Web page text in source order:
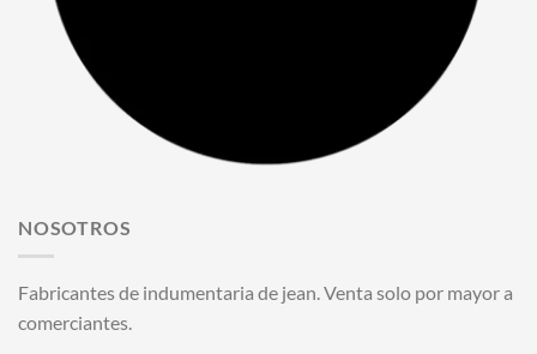
NOSOTROS
Fabricantes de indumentaria de jean. Venta solo por mayor a
comerciantes.